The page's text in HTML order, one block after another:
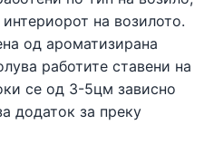
на возилото.
од ароматизирана
работите ставени на
се од 3-5цм зависно
додаток за преку